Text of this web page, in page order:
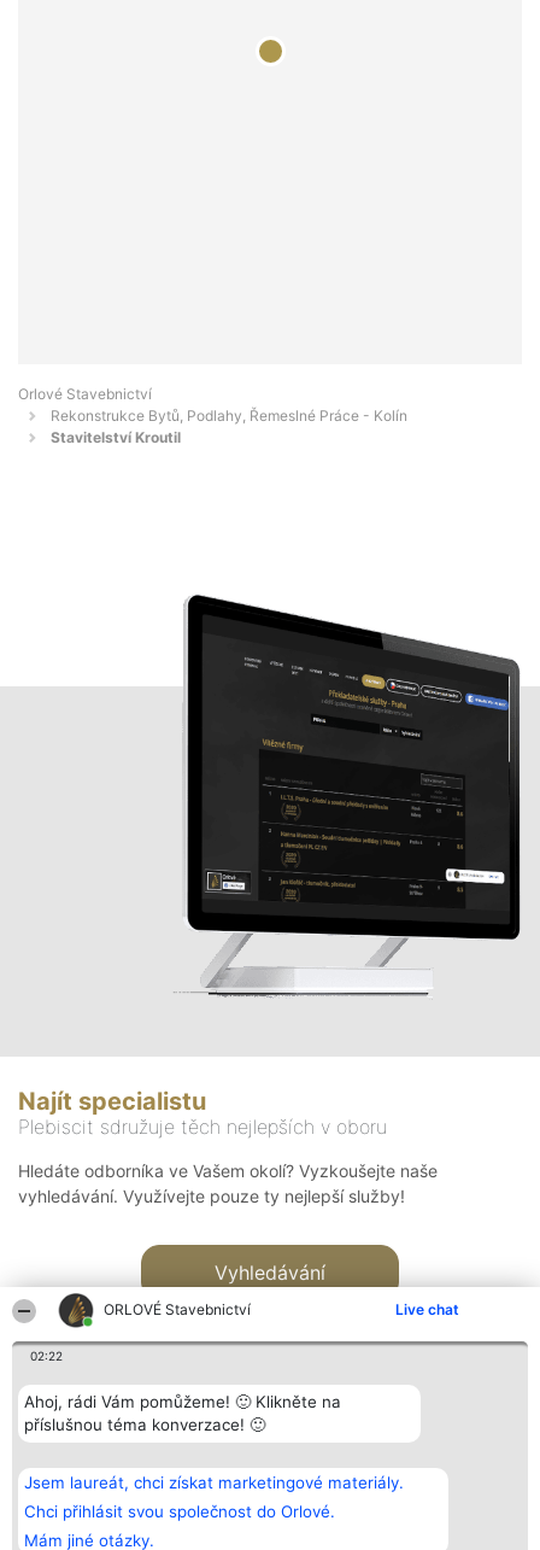
ORLOVÉ Stavebnictví Live chat
02:22
Ahoj, rádi Vám pomůžeme! 🙂 Klikněte na
příslušnou téma konverzace! 🙂
Jsem laureát, chci získat marketingové materiály.
Chci přihlásit svou společnost do Orlové.
Mám jiné otázky.
Orlové Stavebnictví
Rekonstrukce Bytů, Podlahy, Řemeslné Práce - Kolín
Stavitelství Kroutil
Najít specialistu
Plebiscit sdružuje těch nejlepších v oboru
Hledáte odborníka ve Vašem okolí? Vyzkoušejte naše
vyhledávání. Využívejte pouze ty nejlepší služby!
Vyhledávání
Bright Side Solutions sp. z o.
o. sp. k.
ul. Ruska 22
Wrocław 50-079
KRS 0000749100 | Regon
Vítězové
Seznam všech
laureátů
Zásady
Kontakt